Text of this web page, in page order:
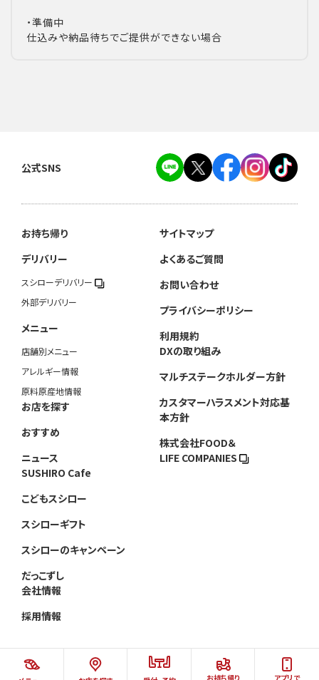
お持ち帰り アプリで
・準備中
仕込みや納品待ちでご提供ができない場合
公式SNS
お持ち帰り
デリバリー
スシローデリバリー
外部デリバリー
メニュー
店舗別メニュー
アレルギー情報
原料原産地情報
お店を探す
おすすめ
ニュース
SUSHIRO Cafe
こどもスシロー
スシローギフト
スシローのキャンペーン
だっこずし
会社情報
採用情報
サイトマップ
よくあるご質問
お問い合わせ
プライバシーポリシー
利用規約
DXの取り組み
マルチステークホルダー方針
カスタマーハラスメント対応基
本方針
株式会社FOOD＆
LIFE COMPANIES